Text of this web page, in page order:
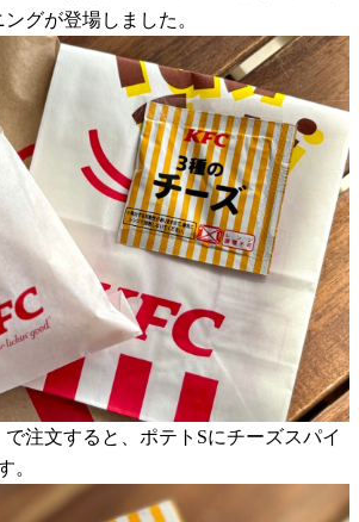
グが登場しました。
で注文すると、ポテトSにチーズスパイ
。